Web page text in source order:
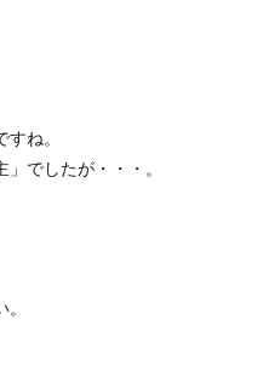
ね。
でしたが・・・。